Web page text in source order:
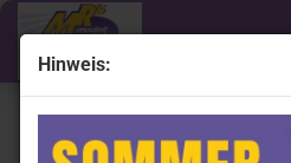
Hinweis:
« Erster « zurück weiter »
1775
Artikel in